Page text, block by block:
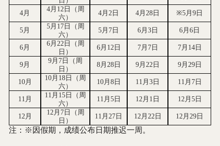
4月
4月 12日（周
六）
4月 2 日 4月 28 日 ※5月 9 日
5月
5月 17日（周
六）
5月 7 日 6月 3日 6月 6 日
6月
6月 22日（周
日）
6月 12日 7月 7日 7月 14日
9月
9月 7 日（周
日）
8月 28日 9月 22 日 9月 29日
10月
10月 18 日（周
六）
10月 8日 11 月 3 日 11 月 7日
11 月
11 月 15 日（周
六）
11 月 5日 12月 1 日 12月 5日
12月
12月 7日（周
日）
11 月 27 日 12月 22日 12月 29 日
注： ※ 因假期，成绩公布日期推迟一周。